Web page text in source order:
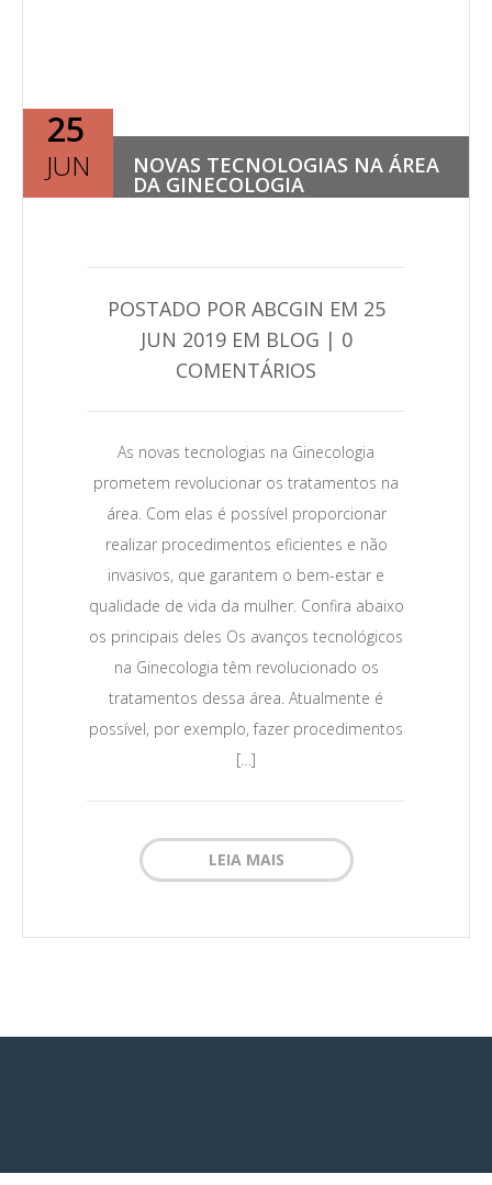
25
JUN NOVAS TECNOLOGIAS NA ÁREA
DA GINECOLOGIA
Leia Mais →
POSTADO POR ABCGIN EM 25
JUN 2019 EM BLOG | 0
COMENTÁRIOS
As novas tecnologias na Ginecologia
prometem revolucionar os tratamentos na
área. Com elas é possível proporcionar
realizar procedimentos eficientes e não
invasivos, que garantem o bem-estar e
qualidade de vida da mulher. Confira abaixo
os principais deles Os avanços tecnológicos
na Ginecologia têm revolucionado os
tratamentos dessa área. Atualmente é
possível, por exemplo, fazer procedimentos
[…]
LEIA MAIS